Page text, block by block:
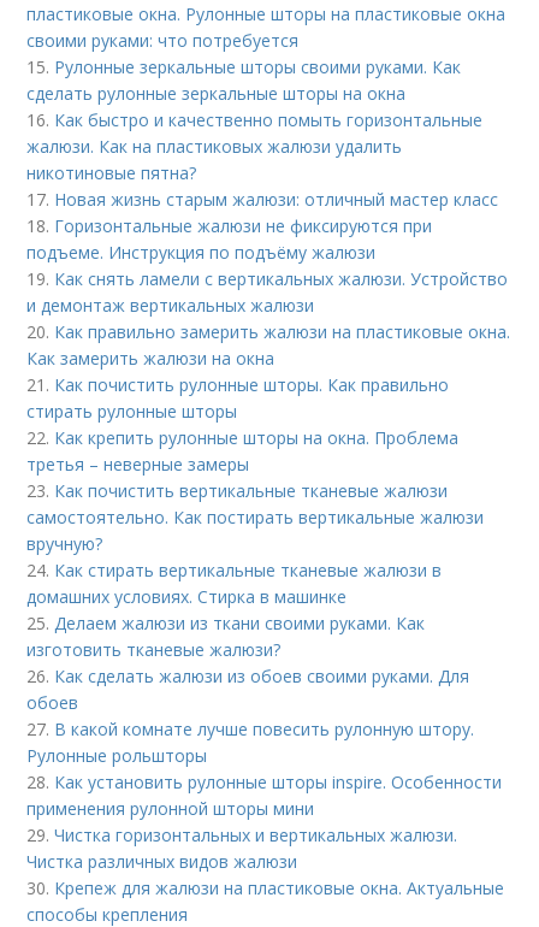
пластиковые окна. Рулонные шторы на пластиковые окна
своими руками: что потребуется
15. Рулонные зеркальные шторы своими руками. Как
сделать рулонные зеркальные шторы на окна
16. Как быстро и качественно помыть горизонтальные
жалюзи. Как на пластиковых жалюзи удалить
никотиновые пятна?
17. Новая жизнь старым жалюзи: отличный мастер класс
18. Горизонтальные жалюзи не фиксируются при
подъеме. Инструкция по подъёму жалюзи
19. Как снять ламели с вертикальных жалюзи. Устройство
и демонтаж вертикальных жалюзи
20. Как правильно замерить жалюзи на пластиковые окна.
Как замерить жалюзи на окна
21. Как почистить рулонные шторы. Как правильно
стирать рулонные шторы
22. Как крепить рулонные шторы на окна. Проблема
третья – неверные замеры
23. Как почистить вертикальные тканевые жалюзи
самостоятельно. Как постирать вертикальные жалюзи
вручную?
24. Как стирать вертикальные тканевые жалюзи в
домашних условиях. Стирка в машинке
25. Делаем жалюзи из ткани своими руками. Как
изготовить тканевые жалюзи?
26. Как сделать жалюзи из обоев своими руками. Для
обоев
27. В какой комнате лучше повесить рулонную штору.
Рулонные рольшторы
28. Как установить рулонные шторы inspire. Особенности
применения рулонной шторы мини
29.Чистка горизонтальных и вертикальных жалюзи.
Чистка различных видов жалюзи
30. Крепеж для жалюзи на пластиковые окна. Актуальные
способы крепления